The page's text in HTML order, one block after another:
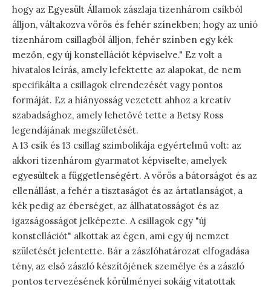
hogy az Egyesült Államok zászlaja tizenhárom csíkból
álljon, váltakozva vörös és fehér színekben; hogy az unió
tizenhárom csillagból álljon, fehér színben egy kék
mezőn, egy új konstellációt képviselve." Ez volt a
hivatalos leírás, amely lefektette az alapokat, de nem
specifikálta a csillagok elrendezését vagy pontos
formáját. Ez a hiányosság vezetett ahhoz a kreatív
szabadsághoz, amely lehetővé tette a Betsy Ross
legendájának megszületését.
A 13 csík és 13 csillag szimbolikája egyértelmű volt: az
akkori tizenhárom gyarmatot képviselte, amelyek
egyesültek a függetlenségért. A vörös a bátorságot és az
ellenállást, a fehér a tisztaságot és az ártatlanságot, a
kék pedig az éberséget, az állhatatosságot és az
igazságosságot jelképezte. A csillagok egy "új
konstellációt" alkottak az égen, ami egy új nemzet
születését jelentette. Bár a zászlóhatározat elfogadása
tény, az első zászló készítőjének személye és a zászló
pontos tervezésének körülményei sokáig vitatottak